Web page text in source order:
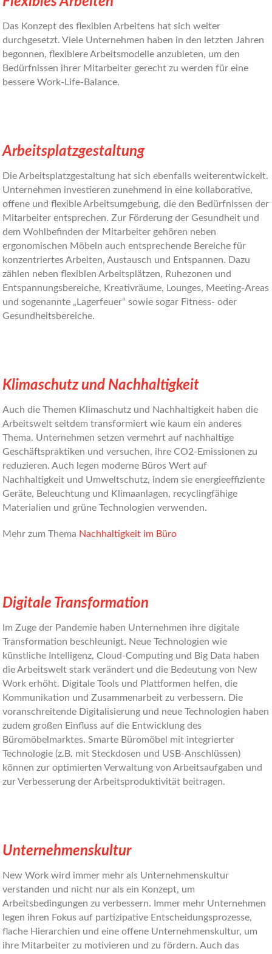
Das Konzept des flexiblen Arbeitens hat sich weiter
durchgesetzt. Viele Unternehmen haben in den letzten Jahren
begonnen, flexiblere Arbeitsmodelle anzubieten, um den
Bedürfnissen ihrer Mitarbeiter gerecht zu werden für eine
bessere Work-Life-Balance.
Arbeitsplatzgestaltung
Die Arbeitsplatzgestaltung hat sich ebenfalls weiterentwickelt.
Unternehmen investieren zunehmend in eine kollaborative,
offene und flexible Arbeitsumgebung, die den Bedürfnissen der
Mitarbeiter entsprechen. Zur Förderung der Gesundheit und
dem Wohlbefinden der Mitarbeiter gehören neben
ergonomischen Möbeln auch entsprechende Bereiche für
konzentriertes Arbeiten, Austausch und Entspannen. Dazu
zählen neben flexiblen Arbeitsplätzen, Ruhezonen und
Entspannungsbereiche, Kreativräume, Lounges, Meeting-Areas
und sogenannte „Lagerfeuer“ sowie sogar Fitness- oder
Gesundheitsbereiche.
Klimaschutz und Nachhaltigkeit
Auch die Themen Klimaschutz und Nachhaltigkeit haben die
Arbeitswelt seitdem transformiert wie kaum ein anderes
Thema. Unternehmen setzen vermehrt auf nachhaltige
Geschäftspraktiken und versuchen, ihre CO2-Emissionen zu
reduzieren. Auch legen moderne Büros Wert auf
Nachhaltigkeit und Umweltschutz, indem sie energieeffiziente
Geräte, Beleuchtung und Klimaanlagen, recyclingfähige
Materialien und grüne Technologien verwenden.
Mehr zum Thema Nachhaltigkeit im Büro
Digitale Transformation
Im Zuge der Pandemie haben Unternehmen ihre digitale
Transformation beschleunigt. Neue Technologien wie
künstliche Intelligenz, Cloud-Computing und Big Data haben
die Arbeitswelt stark verändert und die Bedeutung von New
Work erhöht. Digitale Tools und Plattformen helfen, die
Kommunikation und Zusammenarbeit zu verbessern. Die
voranschreitende Digitalisierung und neue Technologien haben
zudem großen Einfluss auf die Entwicklung des
Büromöbelmarktes. Smarte Büromöbel mit integrierter
Technologie (z.B. mit Steckdosen und USB-Anschlüssen)
können zur optimierten Verwaltung von Arbeitsaufgaben und
zur Verbesserung der Arbeitsproduktivität beitragen.
Unternehmenskultur
New Work wird immer mehr als Unternehmenskultur
verstanden und nicht nur als ein Konzept, um
Arbeitsbedingungen zu verbessern. Immer mehr Unternehmen
legen ihren Fokus auf partizipative Entscheidungsprozesse,
flache Hierarchien und eine offene Unternehmenskultur, um
ihre Mitarbeiter zu motivieren und zu fördern. Auch das